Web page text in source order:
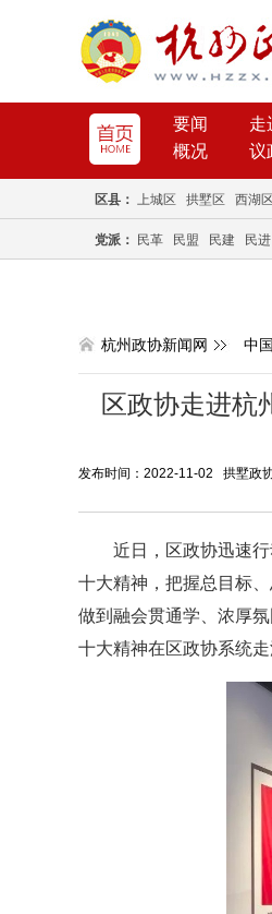
要闻 走
概况
议
区县： 上城区 拱墅区 西湖区
党派： 民革 民盟 民建 民进
杭州政协新闻网 中
区政协走进杭
发布时间：2022-11-02 拱墅政
近日，区政协迅速
十大精神，把握总目标
做到融会贯通学、浓厚
十大精神在区政协系统走